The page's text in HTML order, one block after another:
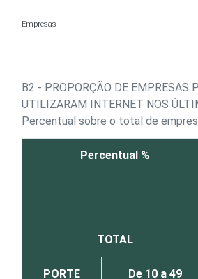
Empresas
B2 - PROPORÇÃO DE EMPRESAS
UTILIZARAM INTERNET NOS
Percentual sobre o total de
Percentual %
TOTAL
PORTE
De 10 a 49